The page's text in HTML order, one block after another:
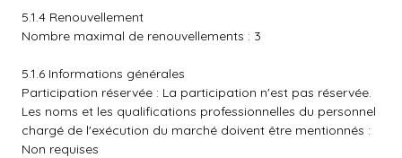
5.1.4 Renouvellement
Nombre maximal de renouvellements : 3
5.1.6 Informations générales
Participation réservée : La participation n'est pas réservée.
Les noms et les qualifications professionnelles du personnel
chargé de l'exécution du marché doivent être mentionnés :
Non requises